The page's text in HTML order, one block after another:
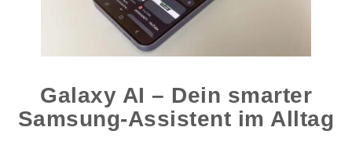
Galaxy AI – Dein smarter
Samsung-Assistent im Alltag